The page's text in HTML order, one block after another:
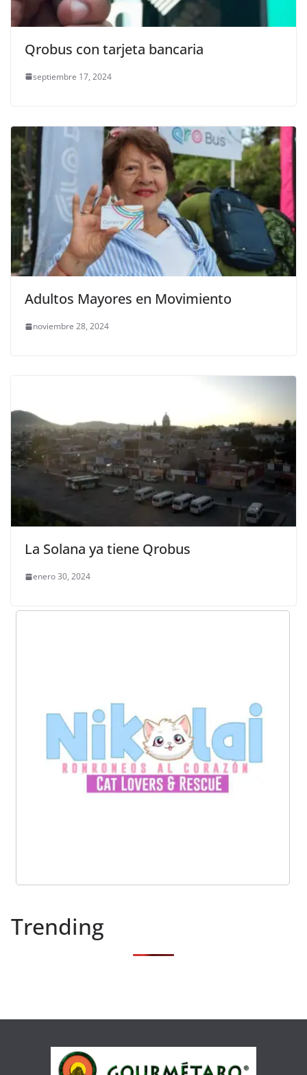
Qrobus con tarjeta bancaria
septiembre 17, 2024
Adultos Mayores en Movimiento
noviembre 28, 2024
La Solana ya tiene Qrobus
enero 30, 2024
Trending